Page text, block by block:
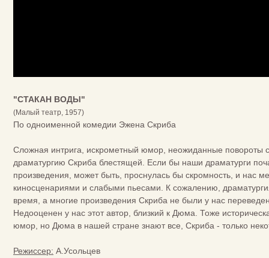
"СТАКАН ВОДЫ"
(Малый театр, 1957)
По одноименной комедии Эжена Скриба
Сложная интрига, искрометный юмор, неожиданные повороты
драматургию Скриба блестящей. Если бы наши драматурги
произведения, может быть, проснулась бы скромность, и нас
киносценариями и слабыми пьесами. К сожалению,
время, а многие произведения Скриба не были у нас
Недооценен у нас этот автор, близкий к Дюма. Тоже
юмор, но Дюма в нашей стране знают все, Скриба - только
Режиссер: А.Усольцев